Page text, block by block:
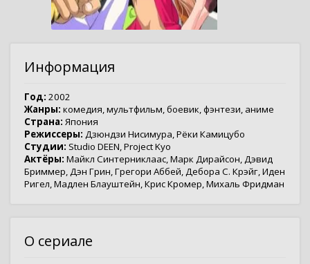
Информация
Год: 2002
Жанры: комедия,мультфильм,боевик,фэнтези, аниме
Страна: Япония
Режиссеры: Дзюндзи Нисимура,Рёки Камицубо
Студии: Studio DEEN,Project Kyo
Актёры: Майкл Синтерниклаас,Марк Дирайсон,Дэвид
Бриммер,Дэн Грин,Грегори Аббей,Дебора С. Крэйг,Иден
Ригел,Мадлен Блауштейн,Крис Кромер,Михаль Фридман
О сериале